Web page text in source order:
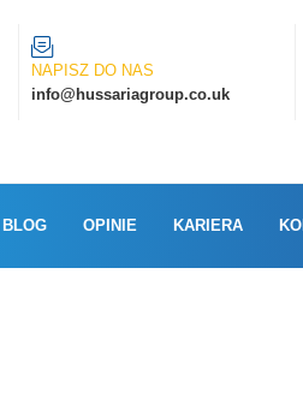
NAPISZ DO NAS
info@hussariagroup.co.uk
BLOG OPINIE KARIERA